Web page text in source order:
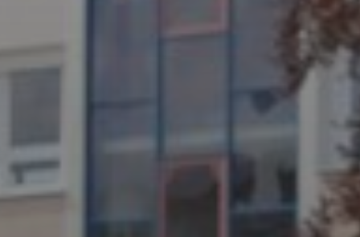
JULI 4, 2026
UNSER JAHRBUCH 2025/2026